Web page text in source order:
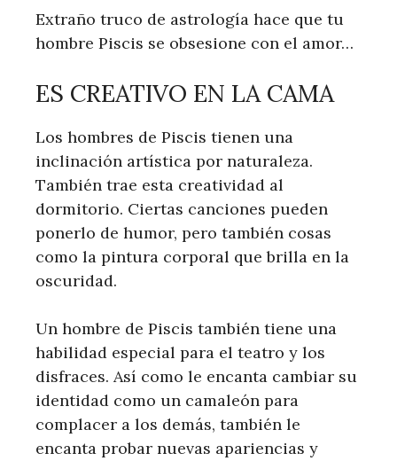
Extraño truco de astrología hace que tu
hombre Piscis se obsesione con el amor…
ES CREATIVO EN LA CAMA
Los hombres de Piscis tienen una
inclinación artística por naturaleza.
También trae esta creatividad al
dormitorio. Ciertas canciones pueden
ponerlo de humor, pero también cosas
como la pintura corporal que brilla en la
oscuridad.
Un hombre de Piscis también tiene una
habilidad especial para el teatro y los
disfraces. Así como le encanta cambiar su
identidad como un camaleón para
complacer a los demás, también le
encanta probar nuevas apariencias y